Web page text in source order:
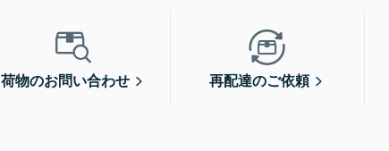
荷物のお問い合わせ 再配達のご依頼